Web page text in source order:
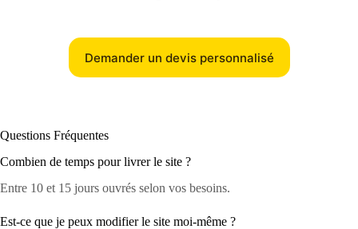
Demander un devis personnalisé
Questions Fréquentes
Combien de temps pour livrer le site ?
Entre 10 et 15 jours ouvrés selon vos besoins.
Est-ce que je peux modifier le site moi-même ?